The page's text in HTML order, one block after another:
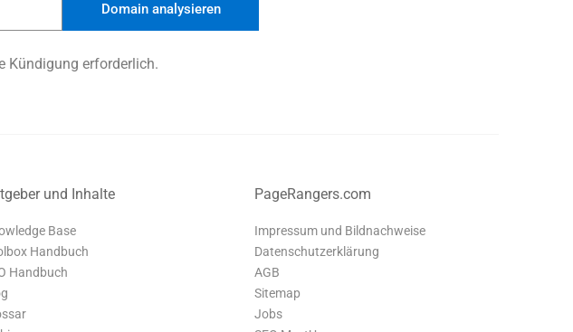
Domain analysieren
Kündigung erforderlich.
und Inhalte
Base
Handbuch
Handbuch
PageRangers.com
Impressum und Bildnachweise
Datenschutzerklärung
AGB
Sitemap
Jobs